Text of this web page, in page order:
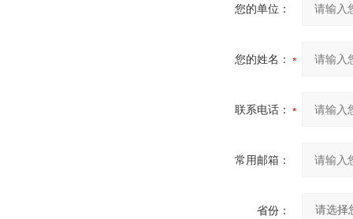
您的单位：
您的姓名：
联系电话：
常用邮箱：
省份：